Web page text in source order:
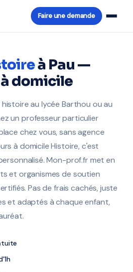
Faire une demande
à Pau —
domicile
au lycée Barthou ou au
un professeur particulier
chez vous, sans agence
à domicile Histoire, c'est
Mon-prof.fr met en
et organismes de soutien
Pas de frais cachés, juste
et adaptés à chaque enfant,